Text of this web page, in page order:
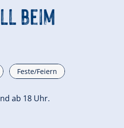
beim
Feste/Feiern
ab 18 Uhr.